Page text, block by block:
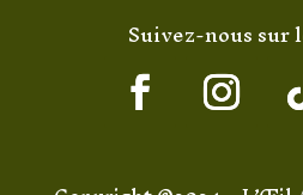
Suivez-nous sur